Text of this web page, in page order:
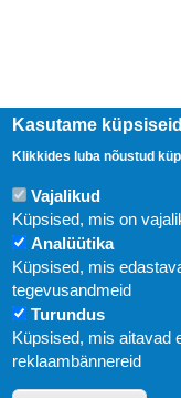
Paldiski
Kasutame küpsiseid
Klikkides luba nõustud
Vajalikud
Küpsised, mis on
Analüütika
Küpsised, mis
tegevusandmeid
Turundus
Küpsised, mis aitavad
reklaambännereid